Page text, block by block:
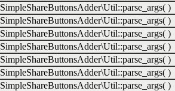
SimpleShareButtonsAdder\Util::parse_args( )
SimpleShareButtonsAdder\Util::parse_args( )
SimpleShareButtonsAdder\Util::parse_args( )
SimpleShareButtonsAdder\Util::parse_args( )
SimpleShareButtonsAdder\Util::parse_args( )
SimpleShareButtonsAdder\Util::parse_args( )
SimpleShareButtonsAdder\Util::parse_args( )